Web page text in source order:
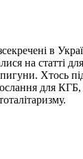
в
на статті
Хтось
для